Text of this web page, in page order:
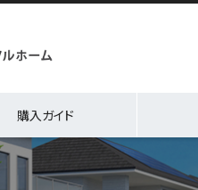
購入ガイド